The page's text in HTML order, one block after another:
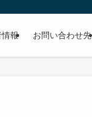
情報 お問い合わせ先